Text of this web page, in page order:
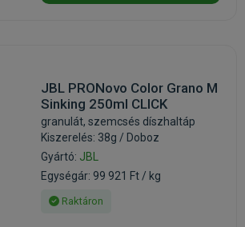
JBL PRONovo Color Grano M
Sinking 250ml CLICK
granulát, szemcsés díszhaltáp
Kiszerelés: 38g / Doboz
Gyártó: JBL
Egységár: 99 921 Ft / kg
Raktáron